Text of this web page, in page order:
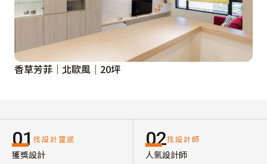
香草芳菲│北歐風│20坪
01 找設計靈感
獲獎設計
02找設計師
人氣設計師